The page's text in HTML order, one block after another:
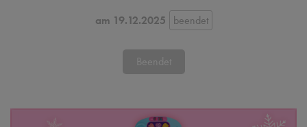
am 19.12.2025
Beendet